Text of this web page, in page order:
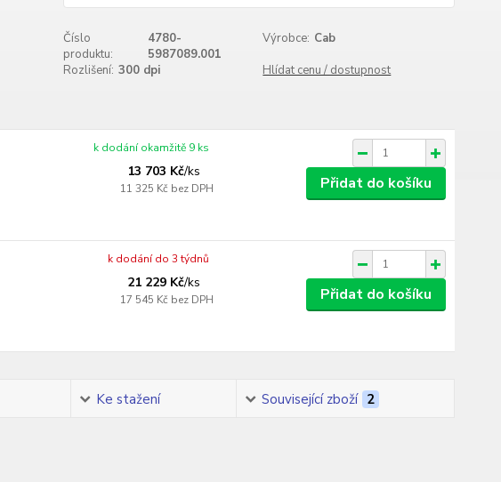
Číslo
produktu:
4780-
5987089.001
Výrobce: Cab
Rozlišení: 300 dpi Hlídat cenu / dostupnost
13 703 Kč/ks
11 325 Kč bez DPH
k dodání okamžitě 9 ks
Přidat do košíku
21 229 Kč/ks
17 545 Kč bez DPH
k dodání do 3 týdnů
Přidat do košíku
Ke stažení Související zboží 2